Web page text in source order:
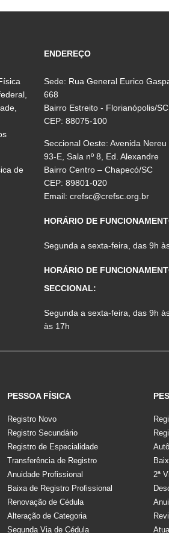
de
ENDEREÇO
Sede: Rua General Eurico
668
Bairro Estreito - Florianópolis/SC
CEP: 88075-100
Seccional Oeste: Avenida Nereu
93-E, Sala nº 8, Ed. Alexandre
Bairro Centro – Chapecó/SC
CEP: 89801-020
Email:crefsc@crefsc.org.br
HORÁRIO DE
Segunda a sexta-feira, das 9h
HORÁRIO DE
SECCIONAL:
Segunda a sexta-feira, das 9h
às 17h
PESSOA FÍSICA
Registro Novo
Registro Secundário
Registro de Especialidade
Transferência de Registro
Anuidade Profissional
Baixa de Registro Profissional
Renovação de Cédula
Alteração de Categoria
Segunda Via de Cédula
2ª